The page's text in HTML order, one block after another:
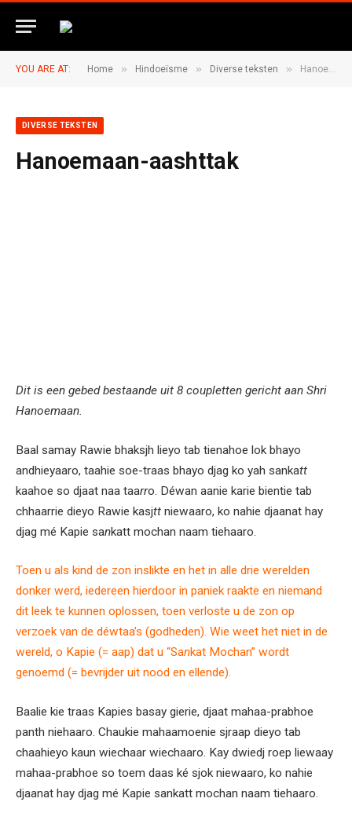
YOU ARE AT: Home » Hindoeïsme » Diverse teksten » Hanoemaan-aashttak
DIVERSE TEKSTEN
Hanoemaan-aashttak
Dit is een gebed bestaande uit 8 coupletten gericht aan Shri
Hanoemaan.
Baal samay Rawie bhaksjh lieyo tab tienahoe lok bhayo
andhieyaaro, taahie soe-traas bhayo djag ko yah sankatt
kaahoe so djaat naa taarro. Déwan aanie karie bientie tab
chhaarrie dieyo Rawie kasjtt niewaaro, ko nahie djaanat hay
djag mé Kapie sankatt mochan naam tiehaaro.
Toen u als kind de zon inslikte en het in alle drie werelden
donker werd, iedereen hierdoor in paniek raakte en niemand
dit leek te kunnen oplossen, toen verloste u de zon op
verzoek van de déwtaa’s (godheden). Wie weet het niet in de
wereld, o Kapie (= aap) dat u “Sankat Mochan” wordt
genoemd (= bevrijder uit nood en ellende).
Baalie kie traas Kapies basay gierie, djaat mahaa-prabhoe
panth niehaaro. Chaukie mahaamoenie sjraap dieyo tab
chaahieyo kaun wiechaar wiechaaro. Kay dwiedj roep liewaay
mahaa-prabhoe so toem daas ké sjok niewaaro, ko nahie
djaanat hay djag mé Kapie sankatt mochan naam tiehaaro.